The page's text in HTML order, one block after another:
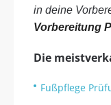
in deine
Vorbereitung
Die
Fußpflege